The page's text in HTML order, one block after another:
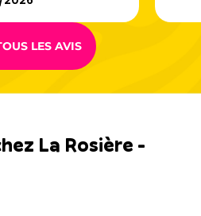
LES AVIS
La Rosière -